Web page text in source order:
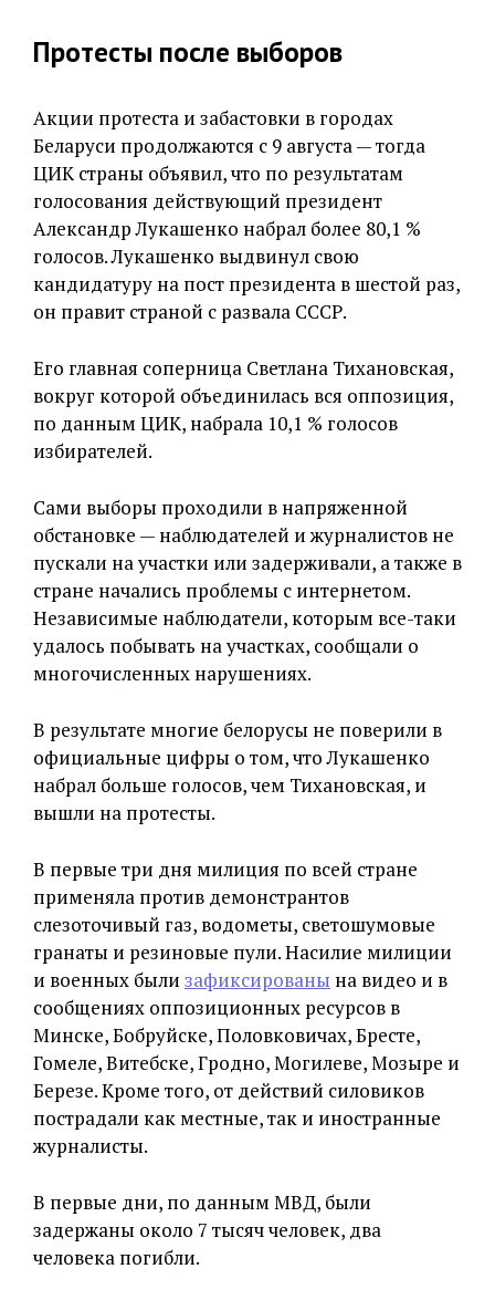
Протесты после выборов
Акции протеста и забастовки в городах
Беларуси продолжаются с 9 августа — тогда
ЦИК страны объявил, что по результатам
голосования действующий президент
Александр Лукашенко набрал более 80,1 %
голосов. Лукашенко выдвинул свою
кандидатуру на пост президента в шестой раз,
он правит страной с развала СССР.
Его главная соперница Светлана Тихановская,
вокруг которой объединилась вся оппозиция,
по данным ЦИК, набрала 10,1 % голосов
избирателей.
Сами выборы проходили в напряженной
обстановке — наблюдателей и журналистов не
пускали на участки или задерживали, а также в
стране начались проблемы с интернетом.
Независимые наблюдатели, которым все-таки
удалось побывать на участках, сообщали о
многочисленных нарушениях.
В результате многие белорусы не поверили в
официальные цифры о том, что Лукашенко
набрал больше голосов, чем Тихановская, и
вышли на протесты.
В первые три дня милиция по всей стране
применяла против демонстрантов
слезоточивый газ, водометы, светошумовые
гранаты и резиновые пули. Насилие милиции
и военных были зафиксированы на видео и в
сообщениях оппозиционных ресурсов в
Минске, Бобруйске, Половковичах, Бресте,
Гомеле, Витебске, Гродно, Могилеве, Мозыре и
Березе. Кроме того, от действий силовиков
пострадали как местные, так и иностранные
журналисты.
В первые дни, по данным МВД, были
задержаны около 7 тысяч человек, два
человека погибли.